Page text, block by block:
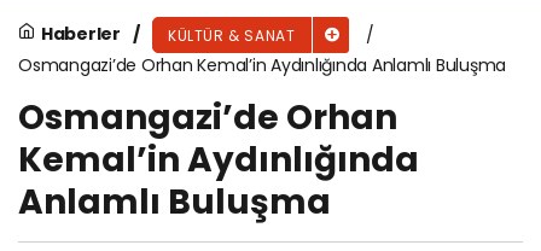
Haberler KÜLTÜR & SANAT
Osmangazi’de Orhan Kemal’in Aydınlığında Anlamlı Buluşma
Osmangazi’de Orhan
Kemal’in Aydınlığında
Anlamlı Buluşma